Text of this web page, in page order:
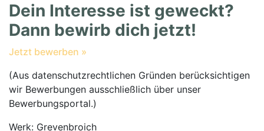
Dein Interesse ist geweckt?
Dann bewirb dich jetzt!
Jetzt bewerben »
(Aus datenschutzrechtlichen Gründen berücksichtigen
wir Bewerbungen ausschließlich über unser
Bewerbungsportal.)
Werk: Grevenbroich